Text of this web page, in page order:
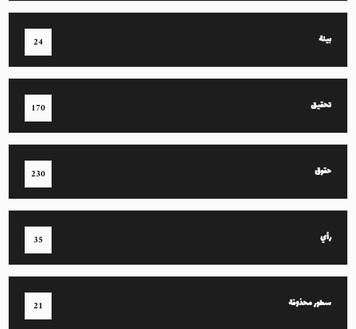
بيئة 24
تحقيق 170
حقوق 230
رأي 35
سطور محذوفة 21